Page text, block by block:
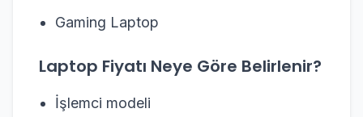
Gaming Laptop
Laptop Fiyatı Neye Göre Belirlenir?
İşlemci modeli